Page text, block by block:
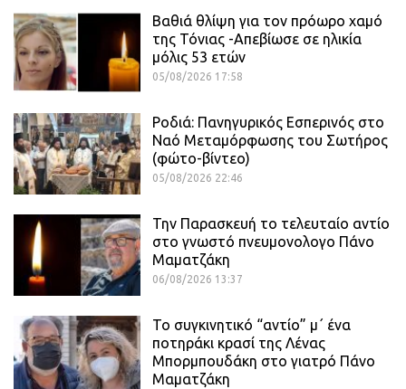
Βαθιά θλίψη για τον πρόωρο χαμό
της Τόνιας -Απεβίωσε σε ηλικία
μόλις 53 ετών
05/08/2026 17:58
Ροδιά: Πανηγυρικός Εσπερινός στο
Ναό Μεταμόρφωσης του Σωτήρος
(φώτο-βίντεο)
05/08/2026 22:46
Την Παρασκευή το τελευταίο αντίο
στο γνωστό πνευμονολογο Πάνο
Μαματζάκη
06/08/2026 13:37
Το συγκινητικό “αντίο” μ΄ ένα
ποτηράκι κρασί της Λένας
Μπορμπουδάκη στο γιατρό Πάνο
Μαματζάκη